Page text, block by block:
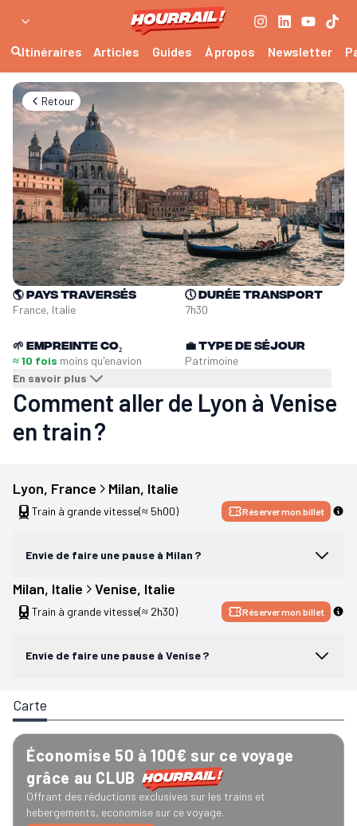
Itinéraires Articles Guides À propos Newsletter
Retour
🌎Pays traversés
France, Italie
🕔Durée transport
7h30
🌱 Empreinte CO₂
≈ 10 fois moins qu'enavion
En savoir plus
💼Type de séjour
Patrimoine
Comment aller de Lyon à Venise
en train ?
Lyon, France Milan, Italie
Train à grande vitesse(≈ 5h00) Réserver mon billet
Envie de faire une pause à Milan ?
Milan, Italie Venise, Italie
Train à grande vitesse(≈ 2h30) Réserver mon billet
Envie de faire une pause à Venise ?
Carte
Économise 50 à 100€ sur ce voyage
grâce au CLUB
Offrant des réductions exclusives sur les trains et
hebergements, economise sur ce voyage.